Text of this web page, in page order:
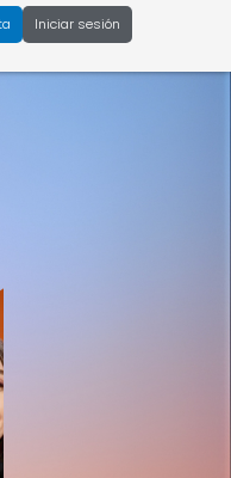
Iniciar sesión